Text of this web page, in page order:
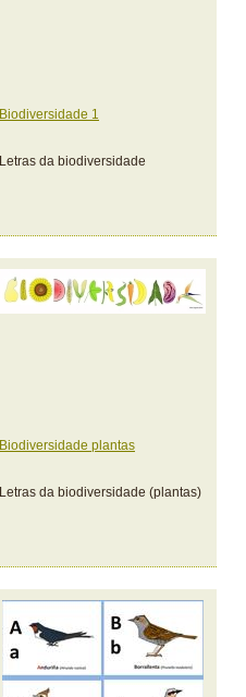
Biodiversidade 1
Letras da biodiversidade
Biodiversidade plantas
Letras da biodiversidade (plantas)